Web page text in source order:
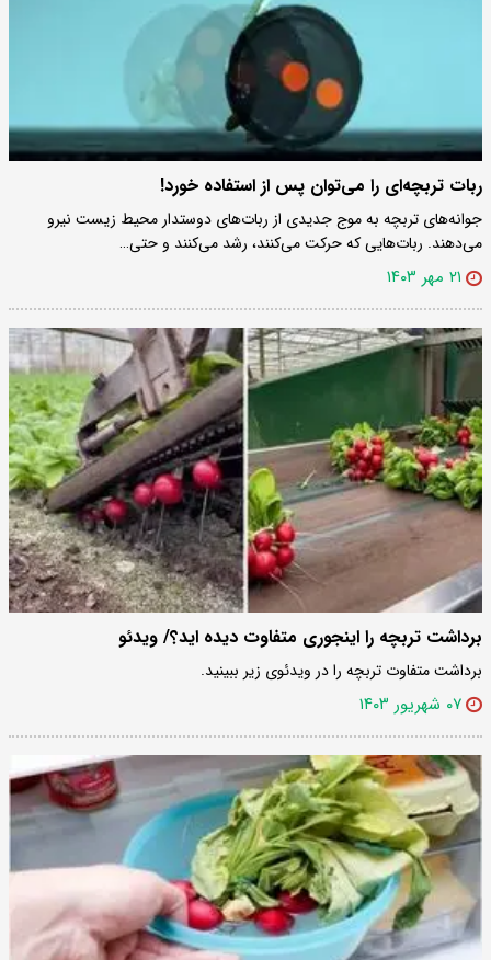
ربات تربچه‌ای را می‌توان پس از استفاده خورد!
جوانه‌های تربچه به موج جدیدی از ربات‌های دوستدار محیط زیست نیرو
می‌دهند. ربات‌هایی که حرکت می‌کنند، رشد می‌کنند و حتی…
۲۱ مهر ۱۴۰۳
برداشت تربچه را اینجوری متفاوت دیده اید؟/ ویدئو
برداشت متفاوت تربچه را در ویدئوی زیر ببینید.
۰۷ شهریور ۱۴۰۳